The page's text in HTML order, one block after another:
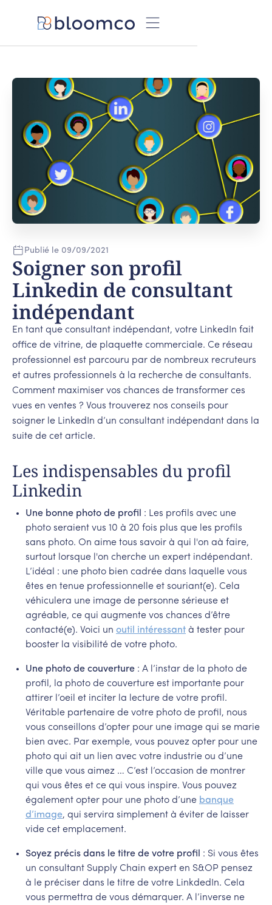
Publié le 09/09/2021
Soigner son profil
Linkedin de consultant
indépendant
En tant que consultant indépendant, votre LinkedIn fait
office de vitrine, de plaquette commerciale. Ce réseau
professionnel est parcouru par de nombreux recruteurs
et autres professionnels à la recherche de consultants.
Comment maximiser vos chances de transformer ces
vues en ventes ? Vous trouverez nos conseils pour
soigner le LinkedIn d’un consultant indépendant dans la
suite de cet article.
Les indispensables du profil
Linkedin
Une bonne photo de profil
: Les profils avec une
photo seraient vus 10 à 20 fois plus que les profils
sans photo. On aime tous savoir à qui l'on aà faire,
surtout lorsque l'on cherche un expert indépendant.
L’idéal : une photo bien cadrée dans laquelle vous
êtes en tenue professionnelle et souriant(e). Cela
véhiculera une image de personne sérieuse et
agréable, ce qui augmente vos chances d’être
contacté(e). Voici un outil intéressant à tester pour
booster la visibilité de votre photo.
Une photo de couverture : A l’instar de la photo de
profil, la photo de couverture est importante pour
attirer l’oeil et inciter la lecture de votre profil.
Véritable partenaire de votre photo de profil, nous
vous conseillons d’opter pour une image qui se marie
bien avec. Par exemple, vous pouvez opter pour une
photo qui ait un lien avec votre industrie ou d’une
ville que vous aimez … C’est l’occasion de montrer
qui vous êtes et ce qui vous inspire. Vous pouvez
également opter pour une photo d’une banque
d’image, qui servira simplement à éviter de laisser
vide cet emplacement.
Soyez précis dans le titre de votre profil
: Si vous êtes
un consultant Supply Chain expert en S&OP pensez
à le préciser dans le titre de votre LinkdedIn. Cela
vous permettra de vous démarquer. A l’inverse ne